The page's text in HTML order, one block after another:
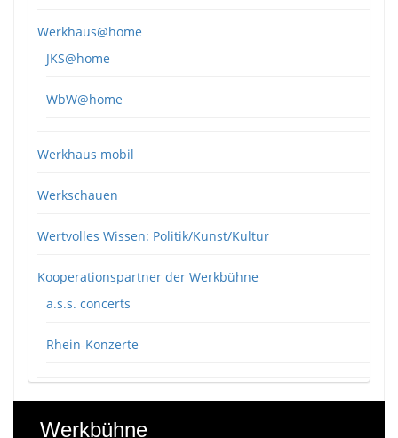
Werkhaus@home
JKS@home
WbW@home
Werkhaus mobil
Werkschauen
Wertvolles Wissen: Politik/Kunst/Kultur
Kooperationspartner der Werkbühne
a.s.s. concerts
Rhein-Konzerte
Werkbühne